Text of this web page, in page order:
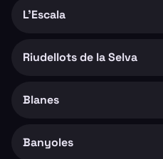
L'Escala
Riudellots de la Selva
Blanes
Banyoles